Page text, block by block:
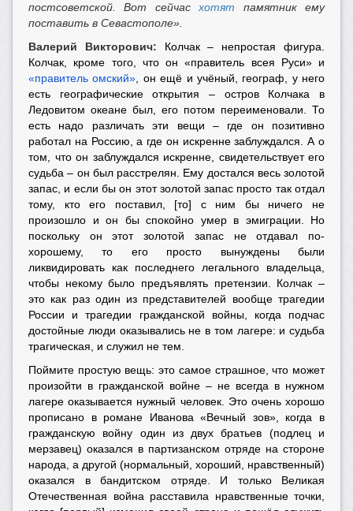
постсоветской. Вот сейчасхотят памятник ему
поставить в Севастополе».
Валерий Викторович: Колчак – непростая фигура.
Колчак, кроме того, что он «правитель всея Руси» и
«правитель омский» , он ещё и учёный, географ, у него
есть географические открытия – остров Колчака в
Ледовитом океане был, его потом переименовали. То
есть надо различать эти вещи – где он позитивно
работал на Россию, а где он искренне заблуждался. А о
том, что он заблуждался искренне, свидетельствует его
судьба – он был расстрелян. Ему достался весь золотой
запас, и если бы он этот золотой запас просто так отдал
тому, кто его поставил, [то] с ним бы ничего не
произошло и он бы спокойно умер в эмиграции. Но
поскольку он этот золотой запас не отдавал по-
хорошему, то его просто вынуждены были
ликвидировать как последнего легального владельца,
чтобы некому было предъявлять претензии. Колчак –
это как раз один из представителей вообще трагедии
России и трагедии гражданской войны, когда подчас
достойные люди оказывались не в том лагере: и судьба
трагическая, и служил не тем.
Поймите простую вещь: это самое страшное, что может
произойти в гражданской войне – не всегда в нужном
лагере оказывается нужный человек. Это очень хорошо
прописано в романе Иванова «Вечный зов», когда в
гражданскую войну один из двух братьев (подлец и
мерзавец) оказался в партизанском отряде на стороне
народа, а другой (нормальный, хороший, нравственный)
оказался в бандитском отряде. И только Великая
Отечественная война расставила нравственные точки,